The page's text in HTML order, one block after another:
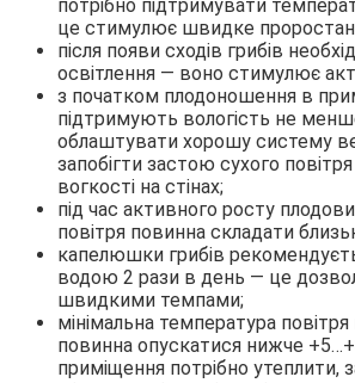
потрібно підтримувати
це стимулює швидке
після появи сходів грибів
освітлення — воно стимулює
з початком плодоношення в
підтримують вологість не
облаштувати хорошу систему
запобігти застою сухого
вогкості на стінах;
під час активного росту
повітря повинна складати
капелюшки грибів
водою 2 рази в день — це
швидкими темпами;
мінімальна температура
повинна опускатися нижче
приміщення потрібно утеплити,